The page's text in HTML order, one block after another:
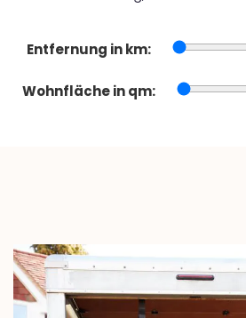
Entfernung in km:
Wohnfläche in qm: